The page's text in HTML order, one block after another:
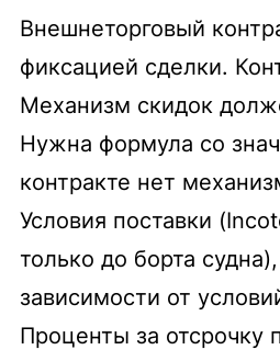
Внешнеторговый
фиксацией сделки.
Механизм скидок
Нужна формула со
контракте нет
Условия поставки
только до борта
зависимости от
Проценты за отсрочку